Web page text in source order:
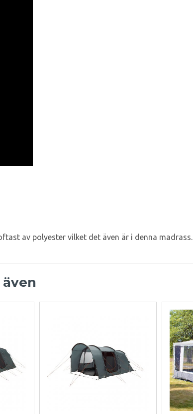
av polyester vilket det även är i denna madrass.